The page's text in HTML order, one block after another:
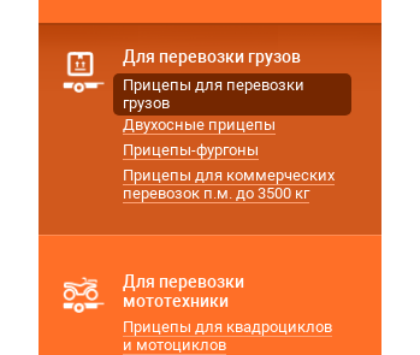
Для перевозки грузов
Прицепы для перевозки
грузов
Двухосные прицепы
Прицепы-фургоны
Прицепы для коммерческих
перевозок п.м. до 3500 кг
Для перевозки
мототехники
Прицепы для квадроциклов
и мотоциклов